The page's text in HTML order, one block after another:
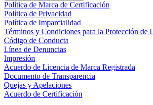
Política de Marca de Certificación
Política de Privacidad
Política de Imparcialidad
Términos y Condiciones para la Protección de
Código de Conducta
Línea de Denuncias
Impresión
Acuerdo de Licencia de Marca Registrada
Documento de Transparencia
Quejas y Apelaciones
Acuerdo de Certificación